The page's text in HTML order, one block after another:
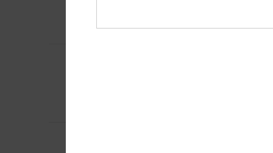
Consiglio